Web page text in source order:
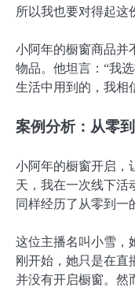
所以我也要对得起这
小阿年的橱窗商品并
物品。他坦言：“我
生活中用到的，我相
案例分析：从零
小阿年的橱窗开启，
天，我在一次线下活
同样经历了从零到一
这位主播名叫小雪，
刚开始，她只是在直
并没有开启橱窗。然